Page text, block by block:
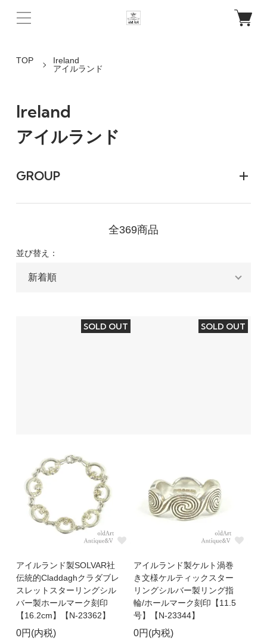
TOP
Ireland
アイルランド
Ireland
アイルランド
GROUP
全369商品
並び替え：
SOLD OUT
アイルランド製SOLVAR社
伝統的Claddaghクラダブレ
スレットスターリングシル
バー製ホールマーク刻印
【16.2cm】【N-23362】
0円(内税)
SOLD OUT
アイルランド製ケルト渦巻
き文様ケルティックスター
リングシルバー製リング指
輪/ホールマーク刻印【11.5
号】【N-23344】
0円(内税)